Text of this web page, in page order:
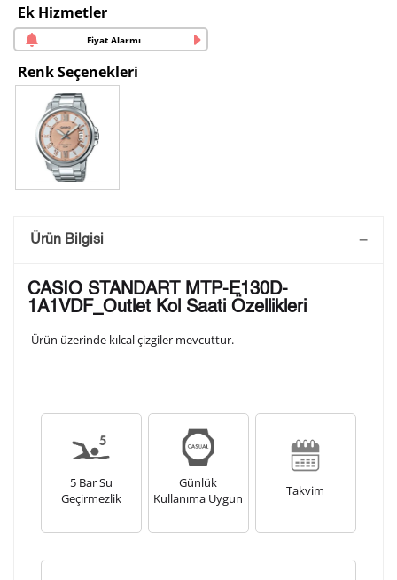
Ek Hizmetler
Fiyat Alarmı
Renk Seçenekleri
Saatini Kişiselleştir
arka kapağına gravür tekniği ile formda belirtmiş
olduğunuz şekilde işlenecektir.
10
3. Satır
10
Ürün Bilgisi
CASIO STANDART MTP-E130D-
1A1VDF_Outlet Kol Saati Özellikleri
Ürün üzerinde kılcal çizgiler mevcuttur.
5 Bar Su
Geçirmezlik
Günlük
Kullanıma Uygun
Takvim